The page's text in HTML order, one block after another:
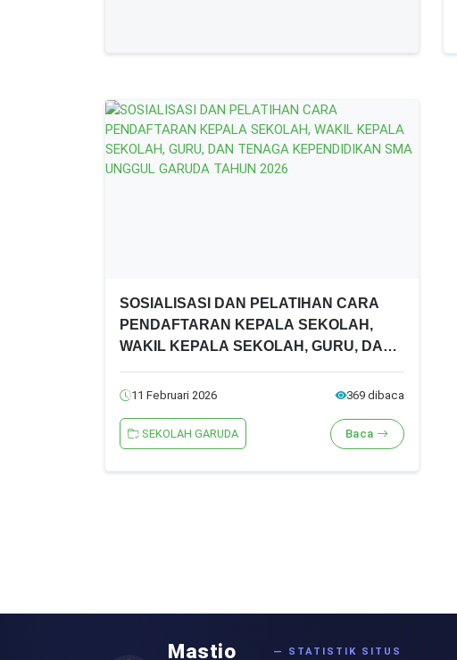
SOSIALISASI DAN PELATIHAN CARA
PENDAFTARAN KEPALA SEKOLAH,
WAKIL KEPALA SEKOLAH, GURU, DAN
GARUDA TAHUN 2026
11 Februari 2026 369 dibaca
SEKOLAH GARUDA Baca
Mastio — STATISTIK SITUS